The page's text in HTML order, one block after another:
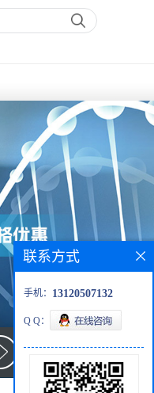
联系方式
手机： 13120507132
Q Q：